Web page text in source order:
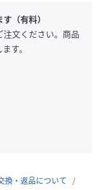
上品な甘さ、そ
りは、こころを
脂バランスの調
油をふんだんに
（有料）
文ください。商品
す。
換・返品について